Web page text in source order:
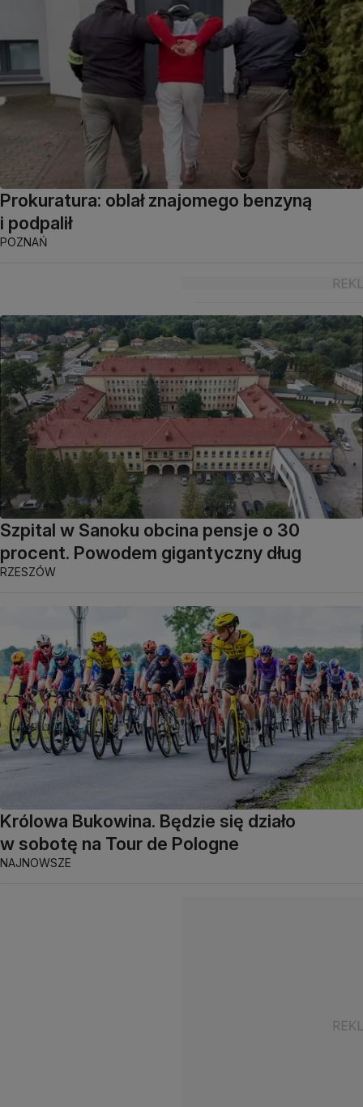
Prokuratura: oblał znajomego benzyną
i podpalił
POZNAŃ
Szpital w Sanoku obcina pensje o 30
procent. Powodem gigantyczny dług
RZESZÓW
Królowa Bukowina. Będzie się działo
w sobotę na Tour de Pologne
NAJNOWSZE